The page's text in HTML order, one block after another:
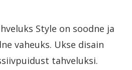
Style on soodne ja
vaheuks. Ukse disain
tahveluksi.